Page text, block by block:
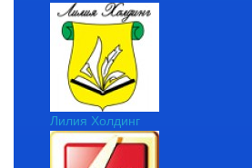
Лилия Холдинг